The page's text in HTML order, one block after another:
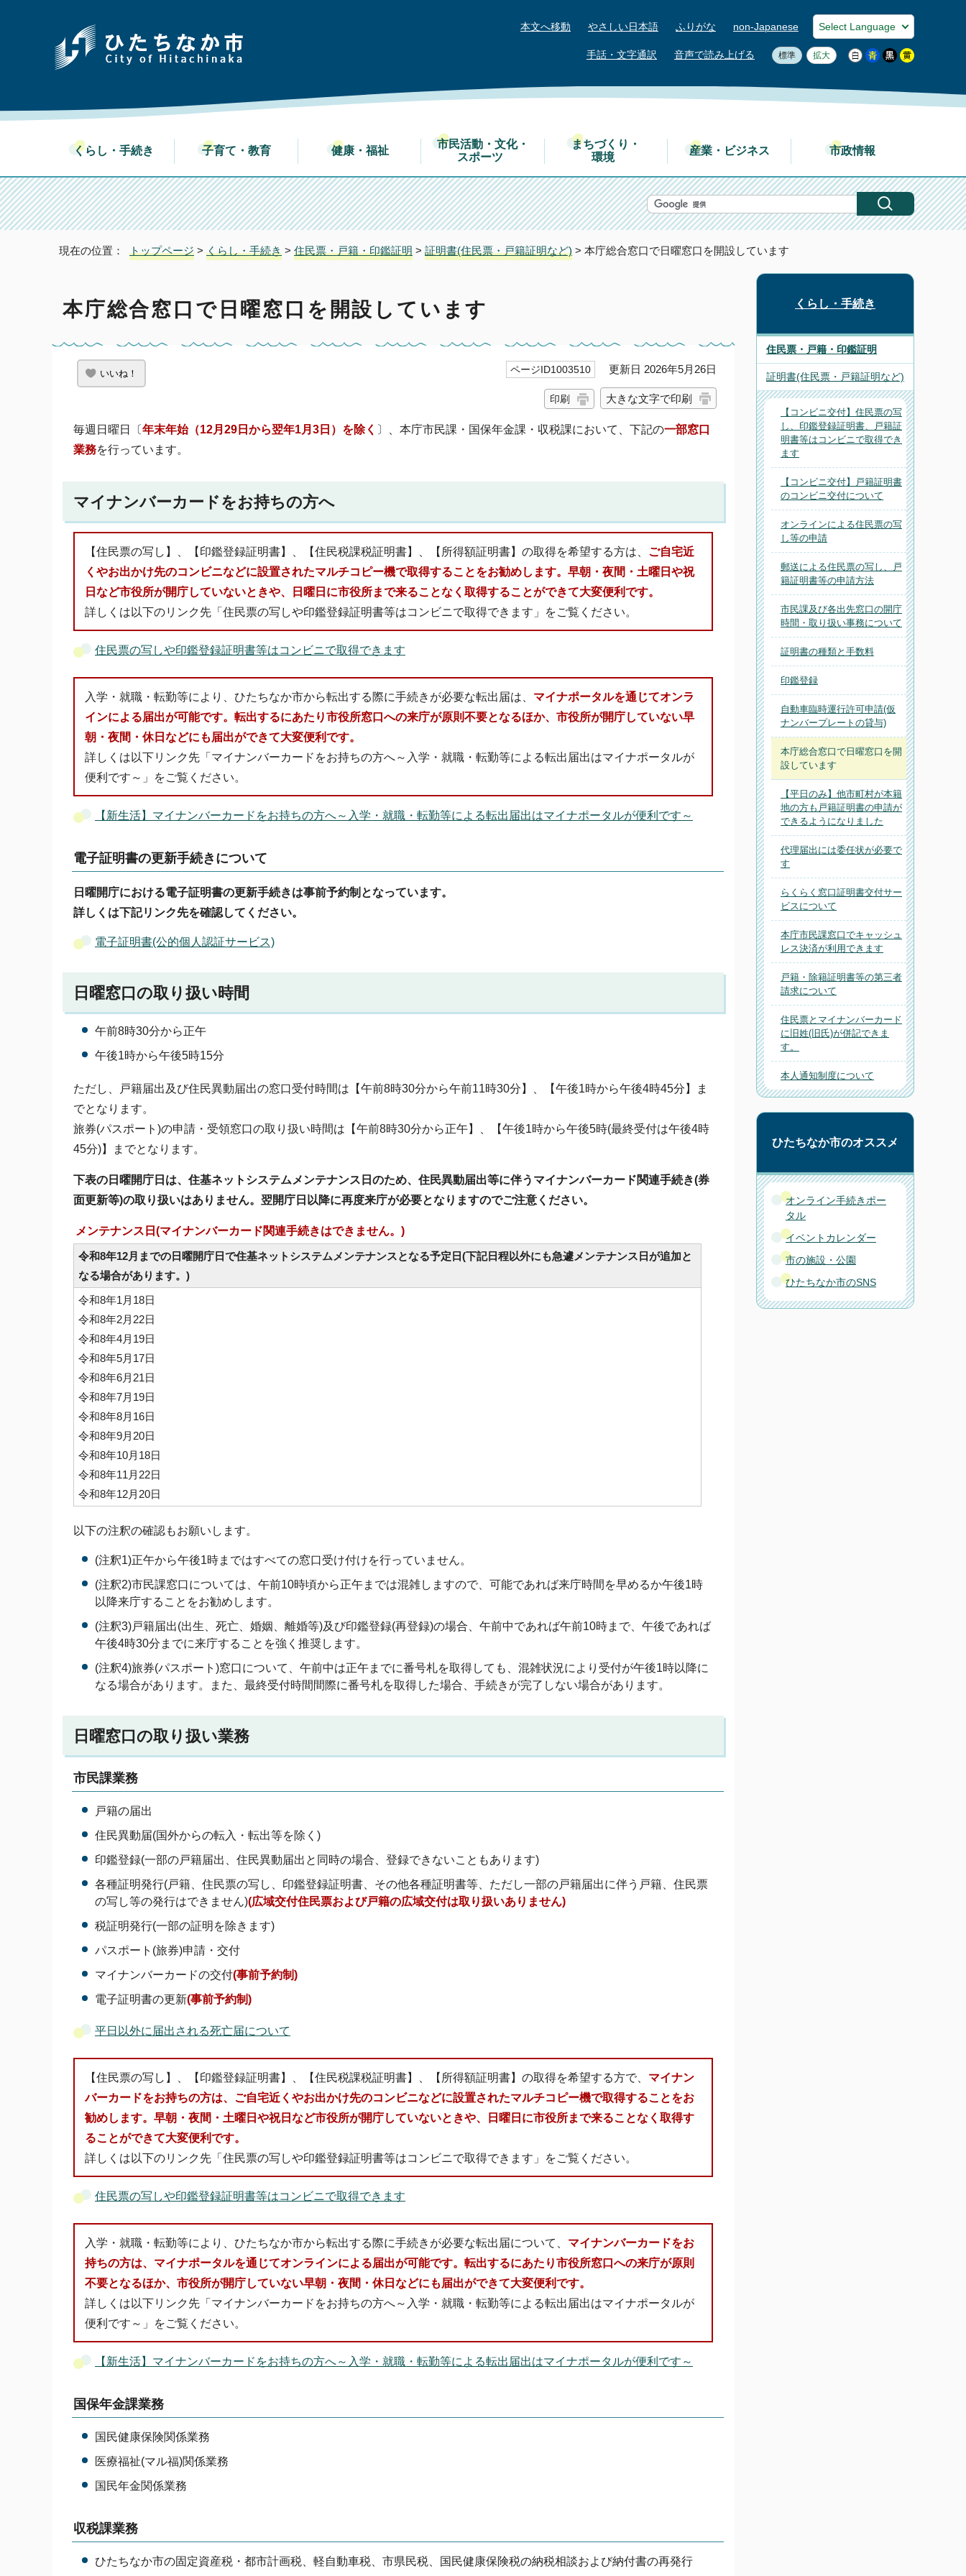
本文へ移動 やさしい日本語 ふりがな non-Japanese
手話・文字通訳 音声で読み上げる 標準 拡大
くらし・手続き 子育て・教育 健康・福祉
市民活動・文化・
スポーツ
まちづくり・
環境
産業・ビジネス 市政情報
現在の位置： トップページ > くらし・手続き > 住民票・戸籍・印鑑証明 > 証明書(住民票・戸籍証明など) > 本庁総合窓口で日曜窓口を開設しています
本庁総合窓口で日曜窓口を開設しています
いいね！ ページID1003510 更新日 2026年5月26日
印刷 大きな文字で印刷
毎週日曜日〔年末年始（12月29日から翌年1月3日）を除く 〕、本庁市民課・国保年金課・収税課において、下記の一部窓口
業務を行っています。
マイナンバーカードをお持ちの方へ
【住民票の写し】、【印鑑登録証明書】、【住民税課税証明書】、【所得額証明書】の取得を希望する方は、 ご自宅近
くやお出かけ先のコンビニなどに設置されたマルチコピー機で取得することをお勧めします。早朝・夜間・土曜日や祝
日など市役所が開庁していないときや、日曜日に市役所まで来ることなく取得することができて大変便利です。
詳しくは以下のリンク先「住民票の写しや印鑑登録証明書等はコンビニで取得できます」をご覧ください。
住民票の写しや印鑑登録証明書等はコンビニで取得できます
入学・就職・転勤等により、ひたちなか市から転出する際に手続きが必要な転出届は、 マイナポータルを通じてオンラ
インによる届出が可能です。転出するにあたり市役所窓口への来庁が原則不要となるほか、市役所が開庁していない早
朝・夜間・休日などにも届出ができて大変便利です。
詳しくは以下リンク先「マイナンバーカードをお持ちの方へ～入学・就職・転勤等による転出届出はマイナポータルが
便利です～」をご覧ください。
【新生活】マイナンバーカードをお持ちの方へ～入学・就職・転勤等による転出届出はマイナポータルが便利です～
電子証明書の更新手続きについて
日曜開庁における電子証明書の更新手続きは事前予約制となっています。
詳しくは下記リンク先を確認してください。
電子証明書(公的個人認証サービス)
日曜窓口の取り扱い時間
午前8時30分から正午
午後1時から午後5時15分
ただし、戸籍届出及び住民異動届出の窓口受付時間は【午前8時30分から午前11時30分】、【午後1時から午後4時45分】ま
でとなります。
旅券(パスポート)の申請・受領窓口の取り扱い時間は【午前8時30分から正午】、【午後1時から午後5時(最終受付は午後4時
45分)】までとなります。
下表の日曜開庁日は、住基ネットシステムメンテナンス日のため、住民異動届出等に伴うマイナンバーカード関連手続き(券
面更新等)の取り扱いはありません。翌開庁日以降に再度来庁が必要となりますのでご注意ください。
メンテナンス日(マイナンバーカード関連手続きはできません。)
令和8年12月までの日曜開庁日で住基ネットシステムメンテナンスとなる予定日(下記日程以外にも急遽メンテナンス日が追加と
なる場合があります。)
令和8年1月18日
令和8年2月22日
令和8年4月19日
令和8年5月17日
令和8年6月21日
令和8年7月19日
令和8年8月16日
令和8年9月20日
令和8年10月18日
令和8年11月22日
令和8年12月20日
以下の注釈の確認もお願いします。
(注釈1)正午から午後1時まではすべての窓口受け付けを行っていません。
(注釈2)市民課窓口については、午前10時頃から正午までは混雑しますので、可能であれば来庁時間を早めるか午後1時
以降来庁することをお勧めします。
(注釈3)戸籍届出(出生、死亡、婚姻、離婚等)及び印鑑登録(再登録)の場合、午前中であれば午前10時まで、午後であれば
午後4時30分までに来庁することを強く推奨します。
(注釈4)旅券(パスポート)窓口について、午前中は正午までに番号札を取得しても、混雑状況により受付が午後1時以降に
なる場合があります。また、最終受付時間間際に番号札を取得した場合、手続きが完了しない場合があります。
日曜窓口の取り扱い業務
市民課業務
戸籍の届出
住民異動届(国外からの転入・転出等を除く)
印鑑登録(一部の戸籍届出、住民異動届出と同時の場合、登録できないこともあります)
各種証明発行(戸籍、住民票の写し、印鑑登録証明書、その他各種証明書等、ただし一部の戸籍届出に伴う戸籍、住民票
の写し等の発行はできません)(広域交付住民票および戸籍の広域交付は取り扱いありません)
税証明発行(一部の証明を除きます)
パスポート(旅券)申請・交付
マイナンバーカードの交付(事前予約制)
電子証明書の更新(事前予約制)
平日以外に届出される死亡届について
【住民票の写し】、【印鑑登録証明書】、【住民税課税証明書】、【所得額証明書】の取得を希望する方で、 マイナン
バーカードをお持ちの方は、ご自宅近くやお出かけ先のコンビニなどに設置されたマルチコピー機で取得することをお
勧めします。早朝・夜間・土曜日や祝日など市役所が開庁していないときや、日曜日に市役所まで来ることなく取得す
ることができて大変便利です。
詳しくは以下のリンク先「住民票の写しや印鑑登録証明書等はコンビニで取得できます」をご覧ください。
住民票の写しや印鑑登録証明書等はコンビニで取得できます
入学・就職・転勤等により、ひたちなか市から転出する際に手続きが必要な転出届について、 マイナンバーカードをお
持ちの方は、マイナポータルを通じてオンラインによる届出が可能です。転出するにあたり市役所窓口への来庁が原則
不要となるほか、市役所が開庁していない早朝・夜間・休日などにも届出ができて大変便利です。
詳しくは以下リンク先「マイナンバーカードをお持ちの方へ～入学・就職・転勤等による転出届出はマイナポータルが
便利です～」をご覧ください。
【新生活】マイナンバーカードをお持ちの方へ～入学・就職・転勤等による転出届出はマイナポータルが便利です～
国保年金課業務
国民健康保険関係業務
医療福祉(マル福)関係業務
国民年金関係業務
収税課業務
ひたちなか市の固定資産税・都市計画税、軽自動車税、市県民税、国民健康保険税の納税相談および納付書の再発行
くらし・手続き
住民票・戸籍・印鑑証明
証明書(住民票・戸籍証明など)
【コンビニ交付】住民票の写
し、印鑑登録証明書、戸籍証
明書等はコンビニで取得でき
ます
【コンビニ交付】戸籍証明書
のコンビニ交付について
オンラインによる住民票の写
し等の申請
郵送による住民票の写し、戸
籍証明書等の申請方法
市民課及び各出先窓口の開庁
時間・取り扱い事務について
証明書の種類と手数料
印鑑登録
自動車臨時運行許可申請(仮
ナンバープレートの貸与)
本庁総合窓口で日曜窓口を開
設しています
【平日のみ】他市町村が本籍
地の方も戸籍証明書の申請が
できるようになりました
代理届出には委任状が必要で
す
らくらく窓口証明書交付サー
ビスについて
本庁市民課窓口でキャッシュ
レス決済が利用できます
戸籍・除籍証明書等の第三者
請求について
住民票とマイナンバーカード
に旧姓(旧氏)が併記できま
す。
本人通知制度について
ひたちなか市のオススメ
オンライン手続きポー
タル
イベントカレンダー
市の施設・公園
ひたちなか市のSNS